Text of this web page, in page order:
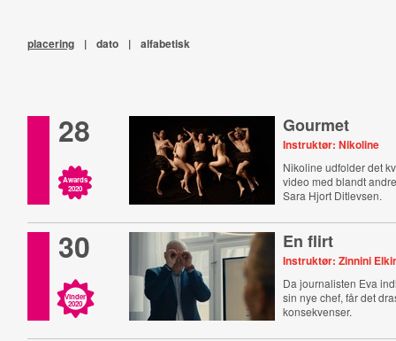
placering | dato | alfabetisk
28
Awards
2020
Gourmet
Instruktør: Nikoline
Nikoline udfolder det
video med blandt
Sara Hjort Ditlevsen.
30
Vinder
2020
En flirt
Instruktør: Zinnini
Da journalisten Eva
sin nye chef, får det
konsekvenser.